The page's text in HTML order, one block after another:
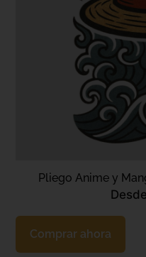
Pliego Anime y
Desde
Comprar ahora